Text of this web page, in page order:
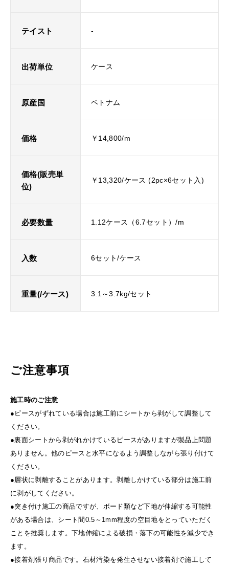
テイスト -
出荷単位 ケース
原産国 ベトナム
価格 ￥14,800/m
価格(販売単
位)
￥13,320/ケース (2pc×6セット入)
必要数量 1.12ケース（6.7セット）/m
入数 6セット/ケース
重量(/ケース) 3.1～3.7kg/セット
ご注意事項
施工時のご注意
●ピースがずれている場合は施工前にシートから剥がして調整して
ください。
●裏面シートから剥がれかけているピースがありますが製品上問題
ありません。他のピースと水平になるよう調整しながら張り付けて
ください。
●層状に剥離することがあります。剥離しかけている部分は施工前
に剥がしてください。
●突き付け施工の商品ですが、ボード類など下地が伸縮する可能性
がある場合は、シート間0.5～1mm程度の空目地をとっていただく
ことを推奨します。下地伸縮による破損・落下の可能性を減少でき
ます。
●接着剤張り商品です。石材汚染を発生させない接着剤で施工して